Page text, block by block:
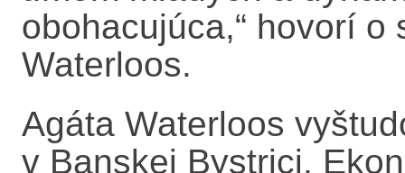
obohacujúca,“ hovorí o
Waterloos.
Agáta Waterloos
v Banskej Bystrici,